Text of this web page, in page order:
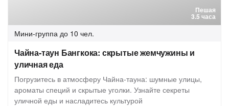
Пешая
3.5 часа
Мини-группа до 10 чел.
Чайна-таун Бангкока: скрытые жемчужины и
уличная еда
Погрузитесь в атмосферу Чайна-тауна: шумные улицы,
ароматы специй и скрытые уголки. Узнайте секреты
уличной еды и насладитесь культурой